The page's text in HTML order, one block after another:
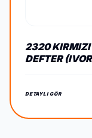
2320 KIRMIZI
DEFTER
DETAYLI GÖR